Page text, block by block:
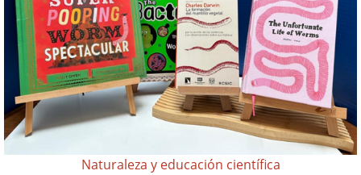
Naturaleza y educación científica